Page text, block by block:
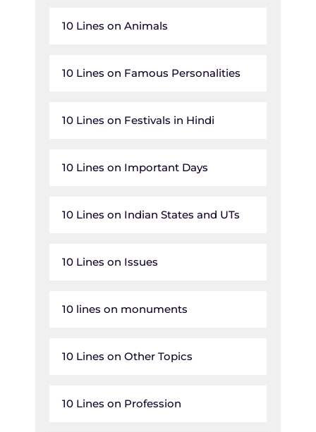
10 Lines on Animals
10 Lines on Famous Personalities
10 Lines on Festivals in Hindi
10 Lines on Important Days
10 Lines on Indian States and UTs
10 Lines on Issues
10 lines on monuments
10 Lines on Other Topics
10 Lines on Profession